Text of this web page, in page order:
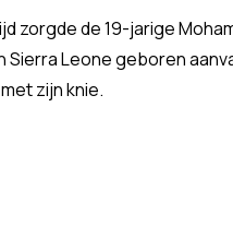
zorgde de 19-jarige
Sierra Leone geboren
zijn knie.